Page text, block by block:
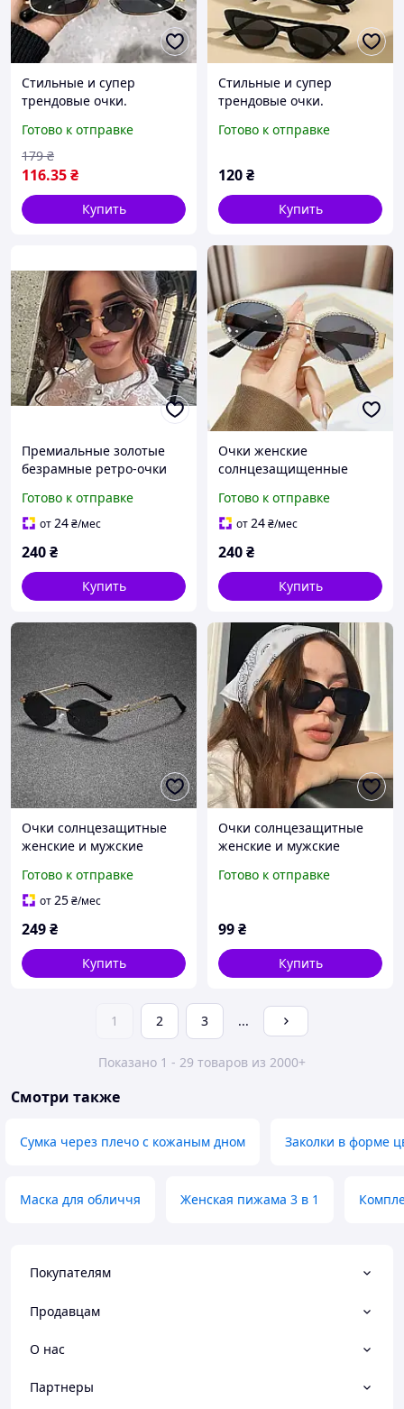
Стильные и супер
трендовые очки.
от солнца
Готово к отправке
116.35₴
179 ₴
Купить
Стильные и супер
трендовые очки.
солнцезащитные очки.
Готово к отправке
120₴
Купить
Премиальные золотые
безрамные ретро-очки
оправой
Готово к отправке
от24₴/мес
240₴
Купить
Очки женские
солнцезащищенные
Готово к отправке
от24₴/мес
240₴
Купить
Очки солнцезащитные
женские и мужские
Готово к отправке
от25₴/мес
249₴
Купить
Очки солнцезащитные
женские и мужские
Готово к отправке
99₴
Купить
1 2 3 ...
Показано 1 - 29 товаров из 2000+
Смотри также
Сумка через плечо с кожаным дном Заколки в форме
Маска для обличчя Женская пижама 3 в 1
Покупателям
Продавцам
О нас
Партнеры